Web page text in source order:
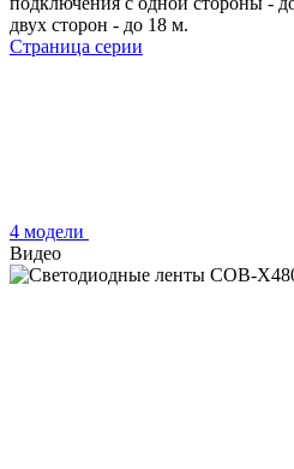
двух сторон - до 18 м.
Страница серии
4 модели
Видео